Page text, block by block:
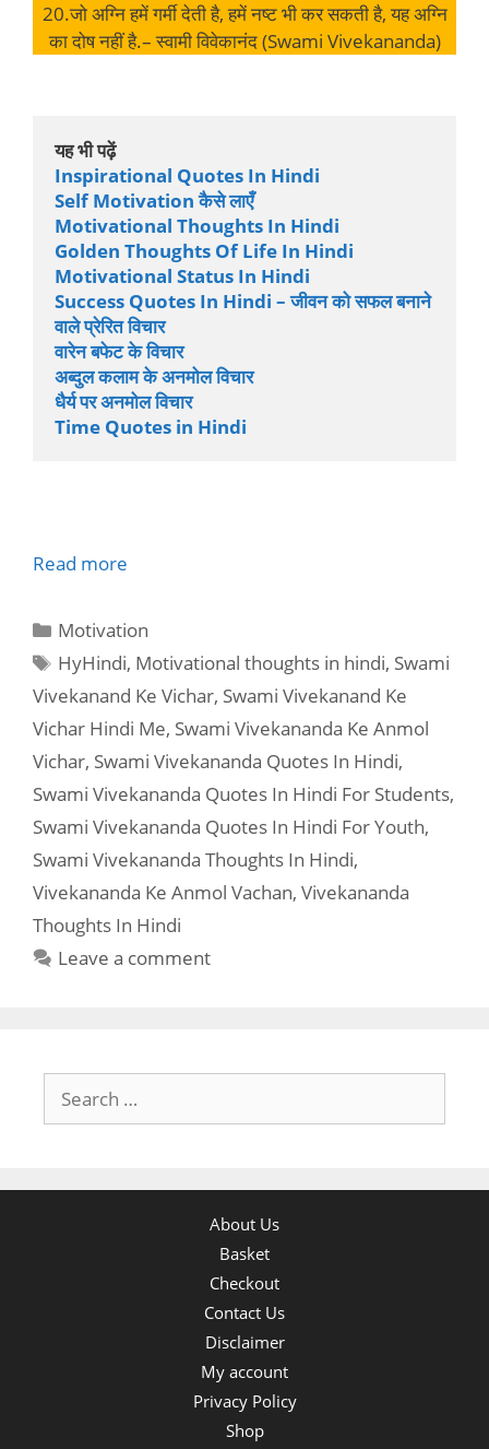
20.जो अग्नि हमें गर्मी देती है, हमें नष्ट भी कर सकती है, यह अग्नि
का दोष नहीं है.– स्वामी विवेकानंद (Swami Vivekananda)
यह भी पढ़ें
Inspirational Quotes In Hindi
Self Motivation कैसे लाएँ
Motivational Thoughts In Hindi
Golden Thoughts Of Life In Hindi
Motivational Status In Hindi
Success Quotes In Hindi – जीवन को सफल बनाने
वाले प्रेरित विचार
वारेन बफेट के विचार
अब्दुल कलाम के अनमोल विचार
धैर्य पर अनमोल विचार
Time Quotes in Hindi
Read more
Categories
Motivation
Tags
HyHindi, Motivational thoughts in hindi, Swami
Vivekanand Ke Vichar, Swami Vivekanand Ke
Vichar Hindi Me, Swami Vivekananda Ke Anmol
Vichar, Swami Vivekananda Quotes In Hindi,
Swami Vivekananda Quotes In Hindi For Students,
Swami Vivekananda Quotes In Hindi For Youth,
Swami Vivekananda Thoughts In Hindi,
Vivekananda Ke Anmol Vachan, Vivekananda
Thoughts In Hindi
Leave a comment
for:
About Us
Basket
Checkout
Contact Us
Disclaimer
My account
Privacy Policy
Shop